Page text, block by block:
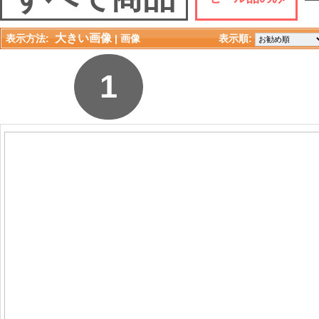
表示方法: 大きい画像 | 画像 表示順:
1